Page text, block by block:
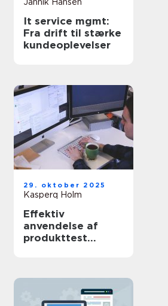
It service mgmt:
Fra drift til stærke
kundeoplevelser
29. oktober 2025
Kasperq Holm
Effektiv
anvendelse af
produkttest